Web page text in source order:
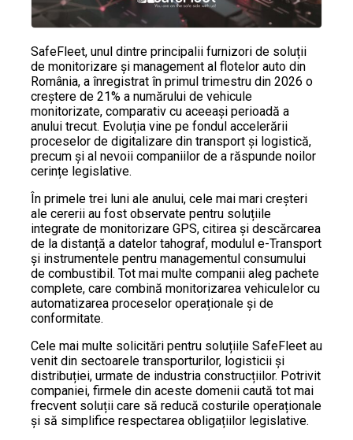
SafeFleet, unul dintre principalii furnizori de soluții
de monitorizare și management al flotelor auto din
România, a înregistrat în primul trimestru din 2026 o
creștere de 21% a numărului de vehicule
monitorizate, comparativ cu aceeași perioadă a
anului trecut. Evoluția vine pe fondul accelerării
proceselor de digitalizare din transport și logistică,
precum și al nevoii companiilor de a răspunde noilor
cerințe legislative.
În primele trei luni ale anului, cele mai mari creșteri
ale cererii au fost observate pentru soluțiile
integrate de monitorizare GPS, citirea și descărcarea
de la distanță a datelor tahograf, modulul e-Transport
și instrumentele pentru managementul consumului
de combustibil. Tot mai multe companii aleg pachete
complete, care combină monitorizarea vehiculelor cu
automatizarea proceselor operaționale și de
conformitate.
Cele mai multe solicitări pentru soluțiile SafeFleet au
venit din sectoarele transporturilor, logisticii și
distribuției, urmate de industria construcțiilor. Potrivit
companiei, firmele din aceste domenii caută tot mai
frecvent soluții care să reducă costurile operaționale
și să simplifice respectarea obligațiilor legislative.